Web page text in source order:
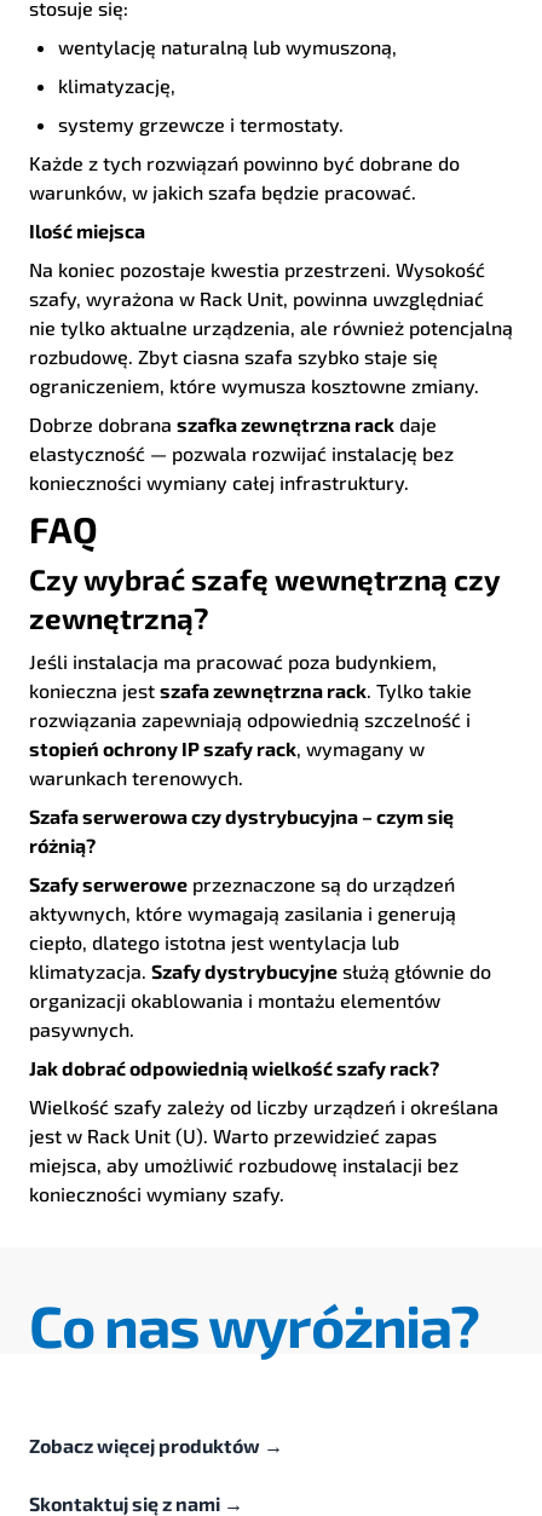
stosuje się:
wentylację naturalną lub wymuszoną,
klimatyzację,
systemy grzewcze i termostaty.
Każde z tych rozwiązań powinno być dobrane do
warunków, w jakich szafa będzie pracować.
Ilość miejsca
Na koniec pozostaje kwestia przestrzeni. Wysokość
szafy, wyrażona w Rack Unit, powinna uwzględniać
nie tylko aktualne urządzenia, ale również potencjalną
rozbudowę. Zbyt ciasna szafa szybko staje się
ograniczeniem, które wymusza kosztowne zmiany.
Dobrze dobrana szafka zewnętrzna rack daje
elastyczność — pozwala rozwijać instalację bez
konieczności wymiany całej infrastruktury.
FAQ
Czy wybrać szafę wewnętrzną czy
zewnętrzną?
Jeśli instalacja ma pracować poza budynkiem,
konieczna jest szafa zewnętrzna rack . Tylko takie
rozwiązania zapewniają odpowiednią szczelność i
stopień ochrony IP szafy rack , wymagany w
warunkach terenowych.
Szafa serwerowa czy dystrybucyjna – czym się
różnią?
Szafy serwerowe przeznaczone są do urządzeń
aktywnych, które wymagają zasilania i generują
ciepło, dlatego istotna jest wentylacja lub
klimatyzacja. Szafy dystrybucyjne służą głównie do
organizacji okablowania i montażu elementów
pasywnych.
Jak dobrać odpowiednią wielkość szafy rack?
Wielkość szafy zależy od liczby urządzeń i określana
jest w Rack Unit (U). Warto przewidzieć zapas
miejsca, aby umożliwić rozbudowę instalacji bez
konieczności wymiany szafy.
Co nas wyróżnia?
Zobacz więcej produktów →
Skontaktuj się z nami →